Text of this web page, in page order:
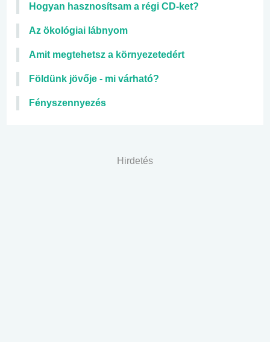
Hogyan hasznosítsam a régi CD-ket?
Az ökológiai lábnyom
Amit megtehetsz a környezetedért
Földünk jövője - mi várható?
Fényszennyezés
Hirdetés